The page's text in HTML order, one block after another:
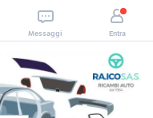
Messaggi Entra